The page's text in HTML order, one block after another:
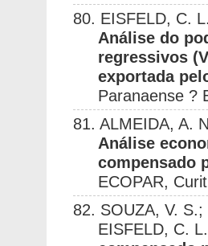
80. EISFELD, C.
Análise do
regressivos
exportada
Paranaense ?
81. ALMEIDA, A.
Análise
compensado
ECOPAR,
82. SOUZA, V.
EISFELD, C.